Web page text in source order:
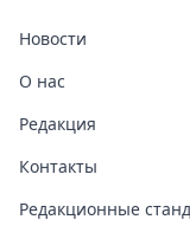
Новости
О нас
Редакция
Контакты
Редакционные